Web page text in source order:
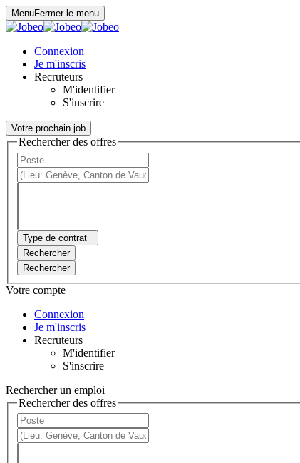
MenuFermer le menu
Connexion
Je m'inscris
Recruteurs
M'identifier
S'inscrire
Votre prochain job
Rechercher des offres
Type de contrat
Rechercher
Rechercher
Votre compte
Connexion
Je m'inscris
Recruteurs
M'identifier
S'inscrire
Rechercher un emploi
Rechercher des offres
Panneau de gestion des cookies